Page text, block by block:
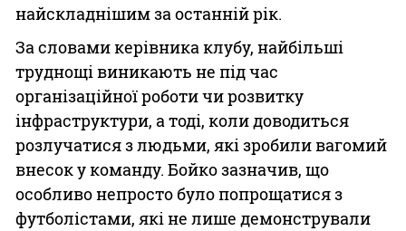
найскладнішим за останній рік.
За словами керівника клубу, найбільші
труднощі виникають не під час
організаційної роботи чи розвитку
інфраструктури, а тоді, коли доводиться
розлучатися з людьми, які зробили вагомий
внесок у команду. Бойко зазначив, що
особливо непросто було попрощатися з
футболістами, які не лише демонстрували